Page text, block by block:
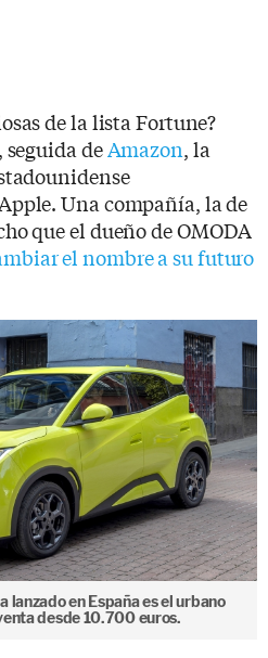
de la lista Fortune?
deAmazon, la
Una compañía, la de
que el dueño de OMODA
el nombre a su futuro
lanzado en España es el urbano
desde 10.700 euros.